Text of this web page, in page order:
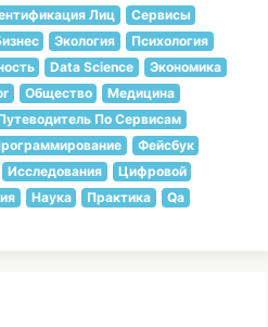
Лиц
Сервисы
Экология
Психология
Data Science
Экономика
Общество
Медицина
По Сервисам
Фейсбук
Исследования
Цифровой
Наука Практика
Qa